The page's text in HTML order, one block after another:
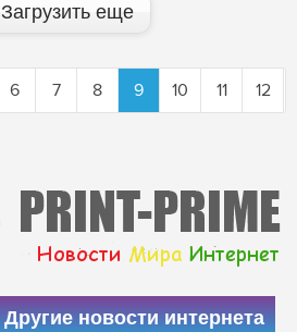
Загрузить еще
6 7 8 9 10 11 12
Другие новости интернета